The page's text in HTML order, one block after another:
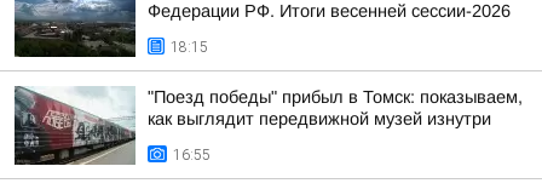
Федерации РФ. Итоги весенней сессии-2026
18:15
"Поезд победы" прибыл в Томск: показываем,
как выглядит передвижной музей изнутри
16:55